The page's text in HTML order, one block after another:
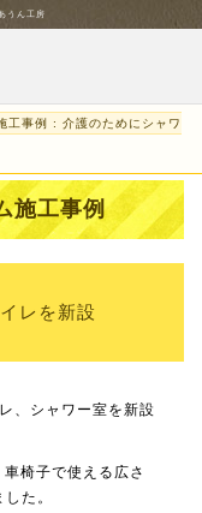
あうん工房
工事例 : 介護のためにシャワ
施工事例
レを新設
、シャワー室を新設
椅子で使える広さ
た。